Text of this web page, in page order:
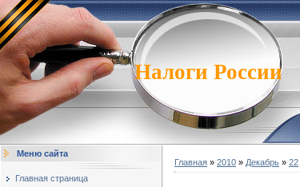
Налоги России
Меню сайта
Главная страница
Главная » 2010 » Декабрь » 22